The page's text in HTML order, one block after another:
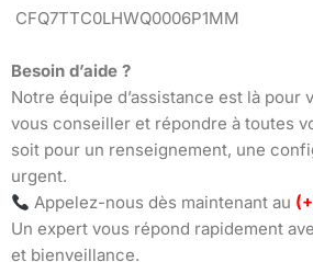
CFQ7TTC0LHWQ0006P1MM
Besoin d’aide ?
Notre équipe d’assistance est là pour
vous conseiller et répondre à toutes
soit pour un renseignement, une
urgent.
Appelez-nous dès maintenant au
Un expert vous répond rapidement
et bienveillance.